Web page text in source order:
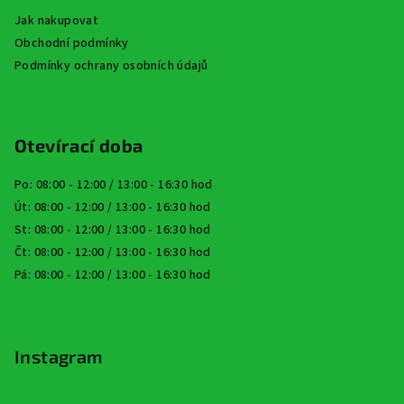
Jak nakupovat
Obchodní podmínky
Podmínky ochrany osobních údajů
Otevírací doba
Po: 08:00 - 12:00 / 13:00 - 16:30 hod
Út: 08:00 - 12:00 / 13:00 - 16:30 hod
St: 08:00 - 12:00 / 13:00 - 16:30 hod
Čt: 08:00 - 12:00 / 13:00 - 16:30 hod
Pá: 08:00 - 12:00 / 13:00 - 16:30 hod
Instagram